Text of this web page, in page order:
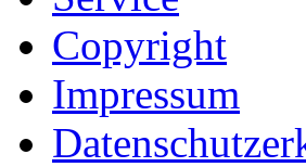
Copyright
Impressum